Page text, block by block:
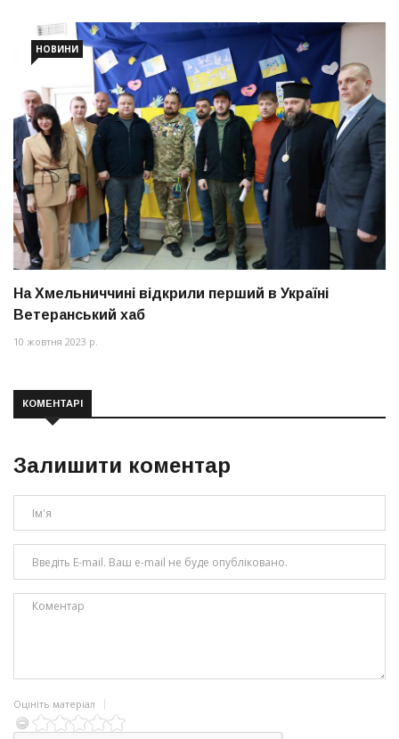
НОВИНИ
На Хмельниччині відкрили перший в Україні
Ветеранський хаб
10 жовтня 2023 р.
КОМЕНТАРІ
Залишити коментар
Оцініть матеріал